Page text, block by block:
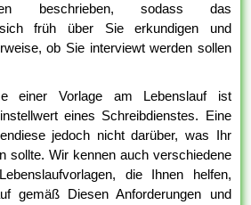
beschrieben, sodass das
sich früh über Sie erkundigen und
ob Sie interviewt werden sollen
einer Vorlage am Lebenslauf ist
eines Schreibdienstes. Eine
jedoch nicht darüber, was Ihr
sollte. Wir kennen auch verschiedene
die Ihnen helfen,
gemäß Diesen Anforderungen und